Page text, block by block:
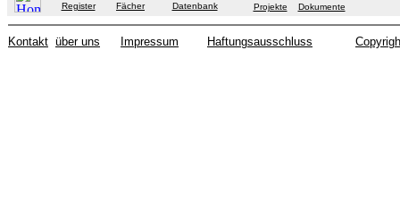
Register
Fächer Datenbank
Projekte
Dokumente
Kontakt über uns Impressum Haftungsausschluss